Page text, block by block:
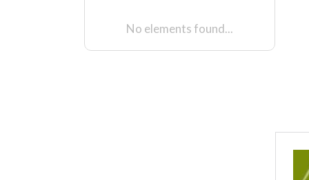
No elements found...